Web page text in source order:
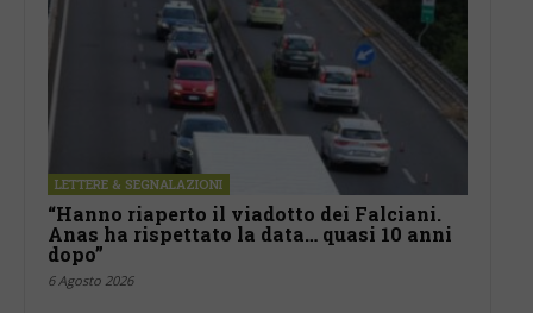
LETTERE & SEGNALAZIONI
“Hanno riaperto il viadotto dei Falciani.
Anas ha rispettato la data… quasi 10 anni
dopo”
6 Agosto 2026